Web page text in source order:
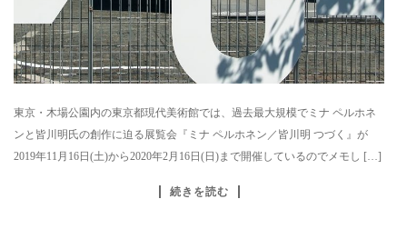
東京・木場公園内の東京都現代美術館では、過去最大規模でミナ ペルホネ
ンと皆川明氏の創作に迫る展覧会『ミナ ペルホネン／皆川明 つづく』が
2019年11月16日(土)から2020年2月16日(日)まで開催しているのでメモし […]
続きを読む